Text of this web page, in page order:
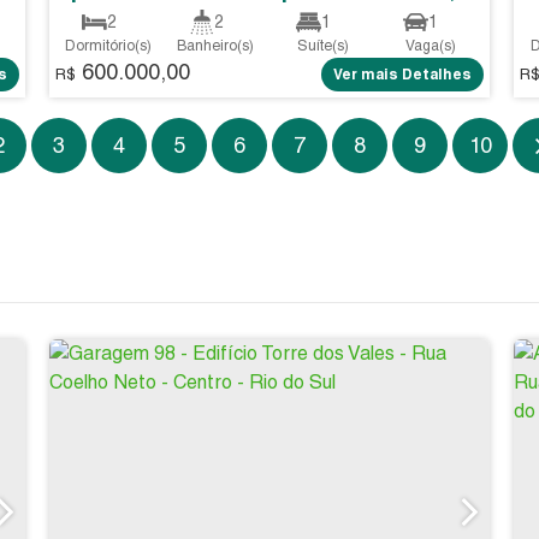
R$ 600.000,00
2
Dormitório(s)
2
Banheiro(s)
1
Suíte(s)
1
Vaga(s)
Ver mais Detalhes R$
3 4 5 6 7 8 9 10